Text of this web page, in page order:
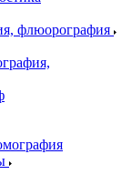
флюорография